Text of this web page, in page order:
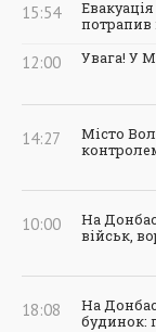
15:54
потрапив
12:00 Увага! У
14:27
Місто
10:00
На
військ,
18:08
На
будинок: